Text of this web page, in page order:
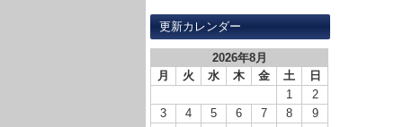
更新カレンダー
2026年8月
月
火 水 木 金 土
日
1
2
3
4 5 6 7 8
9